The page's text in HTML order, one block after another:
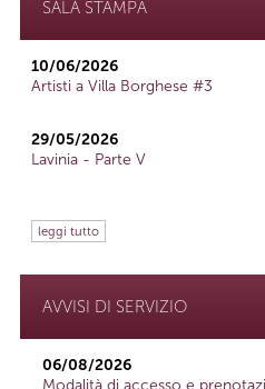
SALA STAMPA
10/06/2026
Artisti a Villa Borghese #3
29/05/2026
Lavinia - Parte V
leggi tutto
AVVISI DI SERVIZIO
06/08/2026
Modalità di accesso e